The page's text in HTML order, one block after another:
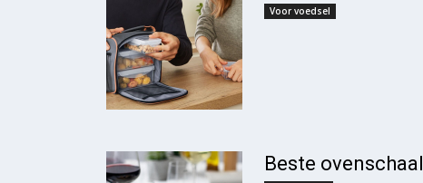
Voor voedsel
Beste ovenschaal